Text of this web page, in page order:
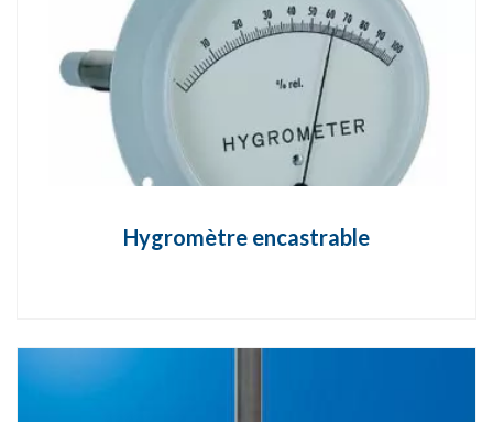
Hygromètre encastrable